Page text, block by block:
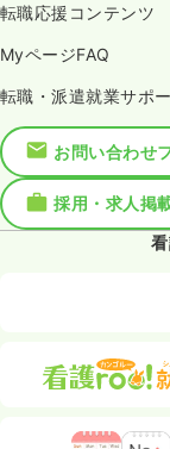
転職応援コンテンツ
MyページFAQ
転職・派遣就業サポ
お問い合わせ
採用・求人掲